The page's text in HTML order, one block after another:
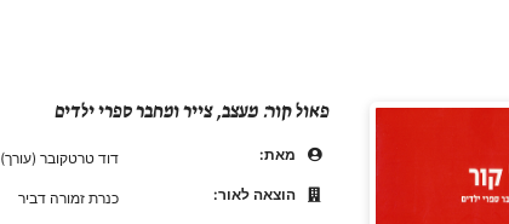
פאול קור: מעצב, צייר ומחבר ספרי ילדים
מאת:
דוד טרטקובר (עורך)
הוצאה לאור:
כנרת זמורה דביר